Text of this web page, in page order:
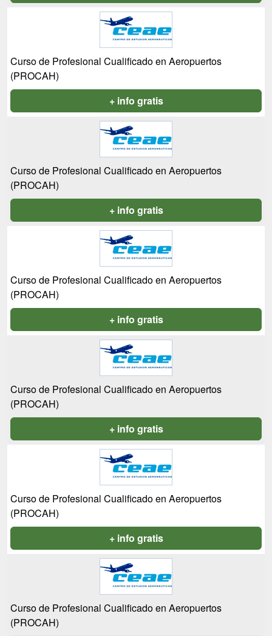
Curso de Profesional Cualificado en Aeropuertos
(PROCAH)
+ info gratis
Curso de Profesional Cualificado en Aeropuertos
(PROCAH)
+ info gratis
Curso de Profesional Cualificado en Aeropuertos
(PROCAH)
+ info gratis
Curso de Profesional Cualificado en Aeropuertos
(PROCAH)
+ info gratis
Curso de Profesional Cualificado en Aeropuertos
(PROCAH)
+ info gratis
Curso de Profesional Cualificado en Aeropuertos
(PROCAH)